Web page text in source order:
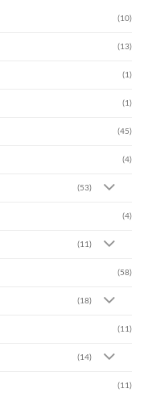
(10)
(13)
(1)
(1)
(45)
(4)
(53)
(4)
(11)
(58)
(18)
(11)
(14)
(11)